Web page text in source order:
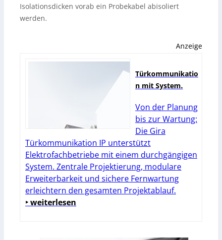
Isolationsdicken vorab ein Probekabel abisoliert
werden.
Anzeige
Türkommunikatio
n mit System.
Von der Planung
bis zur Wartung:
Die Gira
Türkommunikation IP unterstützt
Elektrofachbetriebe mit einem durchgängigen
System. Zentrale Projektierung, modulare
Erweiterbarkeit und sichere Fernwartung
erleichtern den gesamten Projektablauf.
‣ weiterlesen